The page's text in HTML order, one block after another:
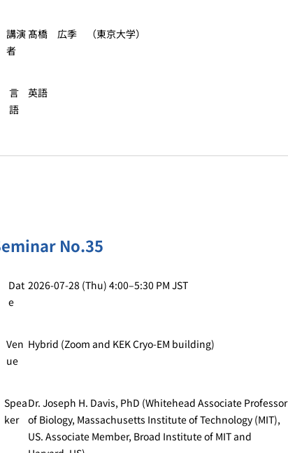
講演
者
髙橋 広季 （東京大学）
言
語
英語
No.35
Dat
e
2026-07-28 (Thu) 4:00–5:30 PM JST
Ven
ue
Hybrid (Zoom and KEK Cryo-EM building)
Spea
ker
Dr. Joseph H. Davis, PhD (Whitehead Associate Professor
of Biology, Massachusetts Institute of Technology (MIT),
US. Associate Member, Broad Institute of MIT and